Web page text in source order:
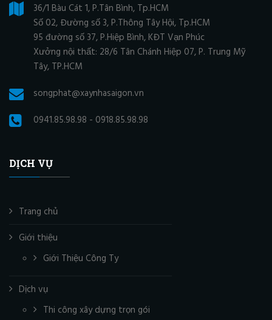
36/1 Bàu Cát 1, P.Tân Bình, Tp.HCM
Số 02, Đường số 3, P.Thông Tây Hội, Tp.HCM
95 đường số 37, P.Hiệp Bình, KĐT Vạn Phúc
Xưởng nội thất: 28/6 Tân Chánh Hiệp 07, P. Trung Mỹ
Tây, TP.HCM
songphat@xaynhasaigon.vn
0941.85.98.98 - 0918.85.98.98
DỊCH VỤ
Trang chủ
Giới thiệu
Giới Thiệu Công Ty
Dịch vụ
Thi công xây dựng trọn gói